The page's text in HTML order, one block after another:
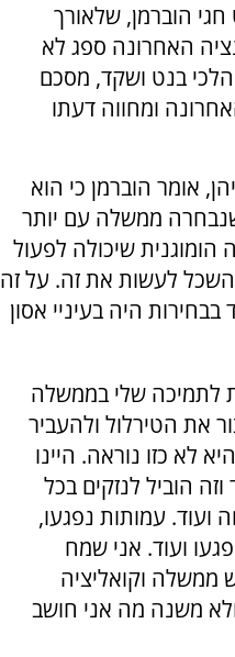
חגי הוברמן, שלאורך
האחרונה ספג לא
בנט ושקד, מסכם
האחרונה ומחווה דעתו
אומר הוברמן כי הוא
ממשלה עם יותר
הומוגנית שיכולה לפעול
לעשות את זה. על זה
היה בעיניי אסון
לתמיכה שלי בממשלה
את הטירלול ולהעביר
לא כזו נוראה. היינו
הוביל לנזקים בכל
ועוד. עמותות נפגעו,
ועוד. אני שמח
ממשלה וקואליציה
ולא משנה מה אני חושב